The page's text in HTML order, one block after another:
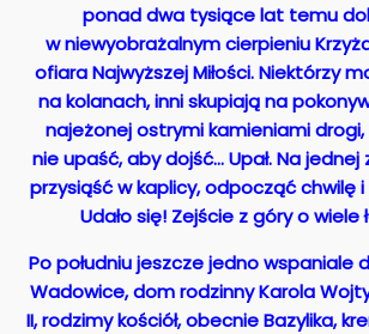
ponad dwa tysiące lat temu
w niewyobrażalnym cierpieniu
ofiara Najwyższej Miłości. Niektórzy
na kolanach, inni skupiają na
najeżonej ostrymi kamieniami
nie upaść, aby dojść… Upał. Na
przysiąść w kaplicy, odpocząć chwilę
Udało się! Zejście z góry o wiele
Po południu jeszcze jedno wspaniale
Wadowice, dom rodzinny Karola
II, rodzimy kościół, obecnie Bazylika,